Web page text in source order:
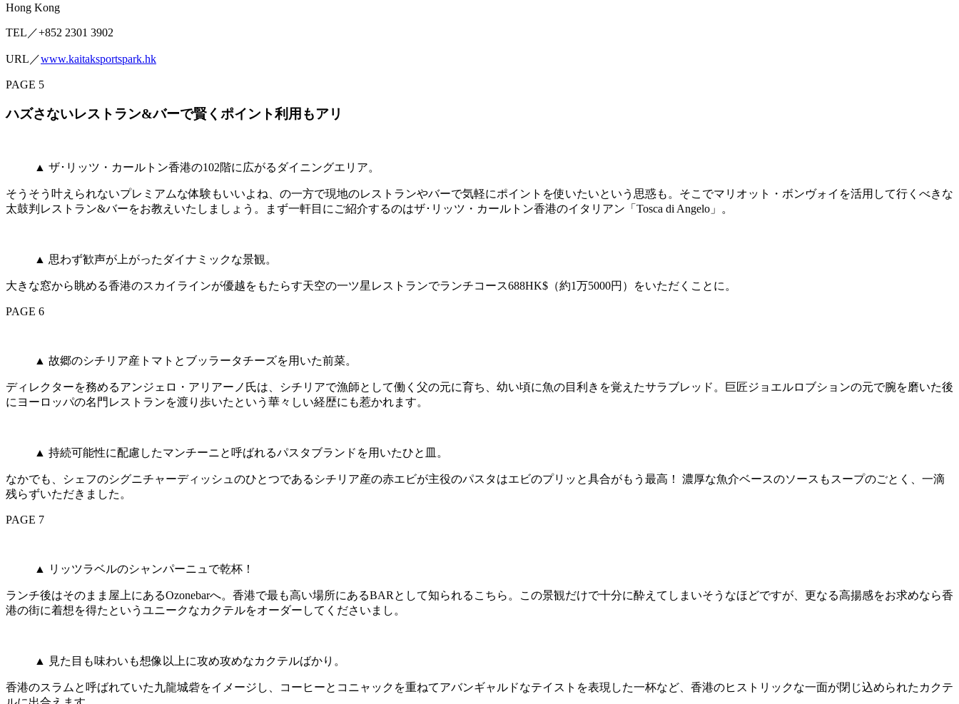
Hong Kong
TEL／+852 2301 3902
URL／www.kaitaksportspark.hk
PAGE 5
ハズさないレストラン&バーで賢くポイント利用もアリ
▲ ザ･リッツ・カールトン香港の102階に広がるダイニングエリア。
そうそう叶えられないプレミアムな体験もいいよね、の一方で現地のレストランやバーで気軽にポイントを使いたいという思惑も。そこでマリオット・ボンヴォイを活用して行くべきな
太鼓判レストラン&バーをお教えいたしましょう。まず一軒目にご紹介するのはザ･リッツ・カールトン香港のイタリアン「Tosca di Angelo」。
▲ 思わず歓声が上がったダイナミックな景観。
大きな窓から眺める香港のスカイラインが優越をもたらす天空の一ツ星レストランでランチコース688HK$（約1万5000円）をいただくことに。
PAGE 6
▲ 故郷のシチリア産トマトとブッラータチーズを用いた前菜。
ディレクターを務めるアンジェロ・アリアーノ氏は、シチリアで漁師として働く父の元に育ち、幼い頃に魚の目利きを覚えたサラブレッド。巨匠ジョエルロブションの元で腕を磨いた後
にヨーロッパの名門レストランを渡り歩いたという華々しい経歴にも惹かれます。
▲ 持続可能性に配慮したマンチーニと呼ばれるパスタブランドを用いたひと皿。
なかでも、シェフのシグニチャーディッシュのひとつであるシチリア産の赤エビが主役のパスタはエビのプリッと具合がもう最高！ 濃厚な魚介ベースのソースもスープのごとく、一滴
残らずいただきました。
PAGE 7
▲ リッツラベルのシャンパーニュで乾杯！
ランチ後はそのまま屋上にあるOzonebarへ。香港で最も高い場所にあるBARとして知られるこちら。この景観だけで十分に酔えてしまいそうなほどですが、更なる高揚感をお求めなら香
港の街に着想を得たというユニークなカクテルをオーダーしてくださいまし。
▲ 見た目も味わいも想像以上に攻め攻めなカクテルばかり。
香港のスラムと呼ばれていた九龍城砦をイメージし、コーヒーとコニャックを重ねてアバンギャルドなテイストを表現した一杯など、香港のヒストリックな一面が閉じ込められたカクテ